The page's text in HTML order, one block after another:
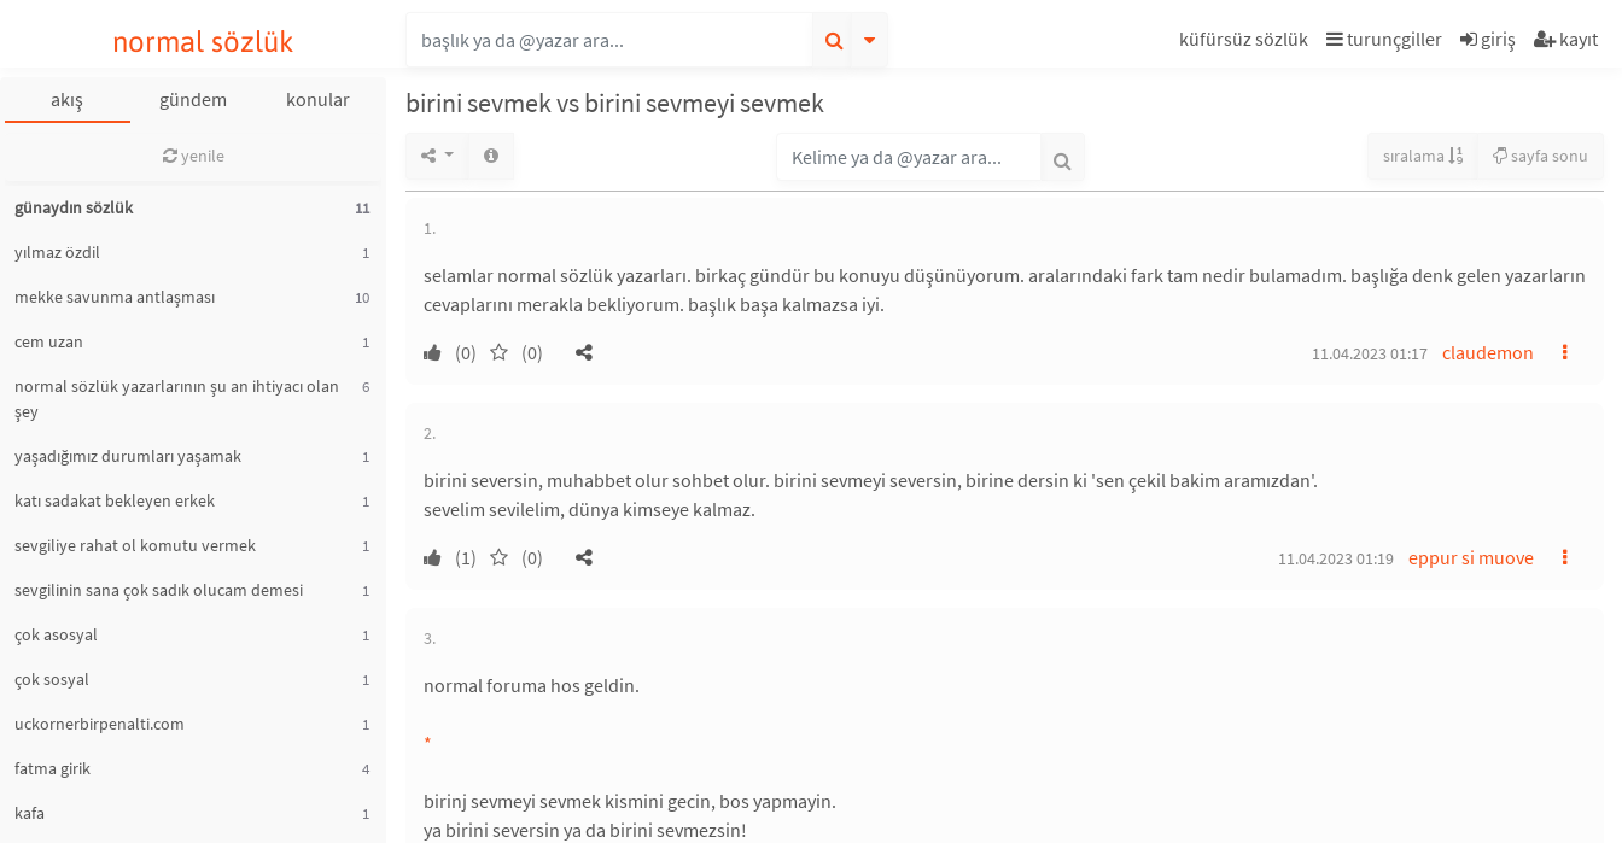
normal sözlük küfürsüz sözlük turunçgiller giriş kayıt
akış gündem konular
yenile
günaydın sözlük 11
yılmaz özdil 1
mekke savunma antlaşması 10
cem uzan 1
normal sözlük yazarlarının şu an ihtiyacı olan
şey
6
yaşadığımız durumları yaşamak 1
katı sadakat bekleyen erkek 1
sevgiliye rahat ol komutu vermek 1
sevgilinin sana çok sadık olucam demesi 1
çok asosyal 1
çok sosyal 1
uckornerbirpenalti.com 1
fatma girik 4
kafa 1
birini sevmek vs birini sevmeyi sevmek
sıralama sayfa sonu
1.
selamlar normal sözlük yazarları. birkaç gündür bu konuyu düşünüyorum. aralarındaki fark tam nedir bulamadım. başlığa denk gelen yazarların
cevaplarını merakla bekliyorum. başlık başa kalmazsa iyi.
(0)
(0) claudemon
11.04.2023 01:17
2.
birini seversin, muhabbet olur sohbet olur. birini sevmeyi seversin, birine dersin ki 'sen çekil bakim aramızdan'.
sevelim sevilelim, dünya kimseye kalmaz.
(1)
(0) eppur si muove
11.04.2023 01:19
3.
normal foruma hos geldin.
*
birinj sevmeyi sevmek kismini gecin, bos yapmayin.
ya birini seversin ya da birini sevmezsin!